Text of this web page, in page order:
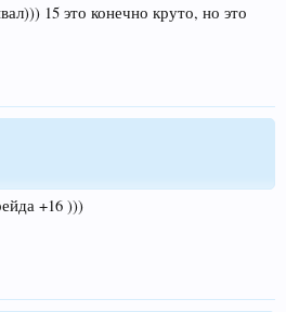
15 это конечно круто, но это
+16 )))